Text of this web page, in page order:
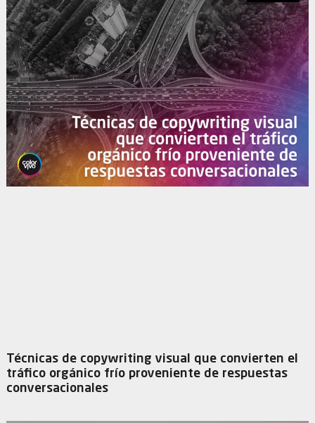
Técnicas de copywriting visual que convierten el
tráfico orgánico frío proveniente de respuestas
conversacionales